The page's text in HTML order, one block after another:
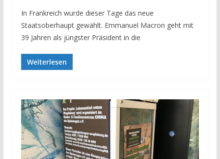
In Frankreich wurde dieser Tage das neue
Staatsoberhaupt gewählt. Emmanuel Macron geht mit
39 Jahren als jüngster Präsident in die
Weiterlesen